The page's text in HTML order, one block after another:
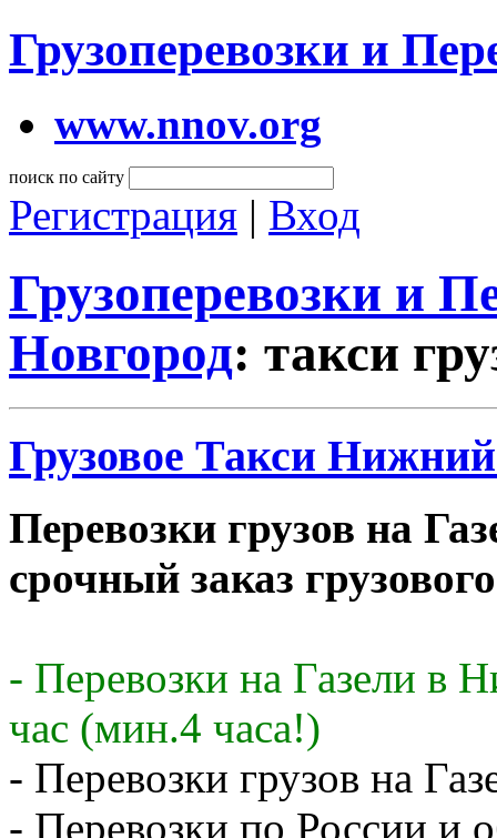
Грузоперевозки и
www.nnov.org
поиск по сайту
Регистрация | Вход
Грузоперевозки и
Новгород: такси
Грузовое Такси
Перевозки грузов на
срочный заказ
- Перевозки на Газели в
час (мин.4 часа!)
- Перевозки грузов на
- Перевозки по России и